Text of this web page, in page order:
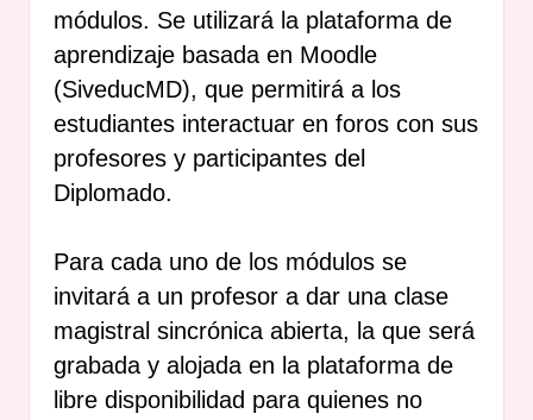
módulos. Se utilizará la plataforma de
aprendizaje basada en Moodle
(SiveducMD), que permitirá a los
estudiantes interactuar en foros con sus
profesores y participantes del
Diplomado.
Para cada uno de los módulos se
invitará a un profesor a dar una clase
magistral sincrónica abierta, la que será
grabada y alojada en la plataforma de
libre disponibilidad para quienes no